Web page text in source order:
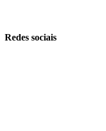
Redes sociais